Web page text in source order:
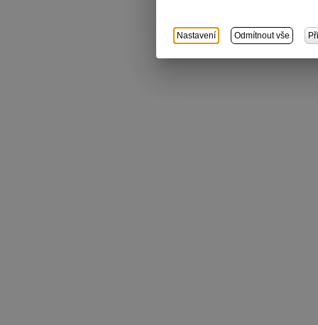
Nastavení Odmítnout vše